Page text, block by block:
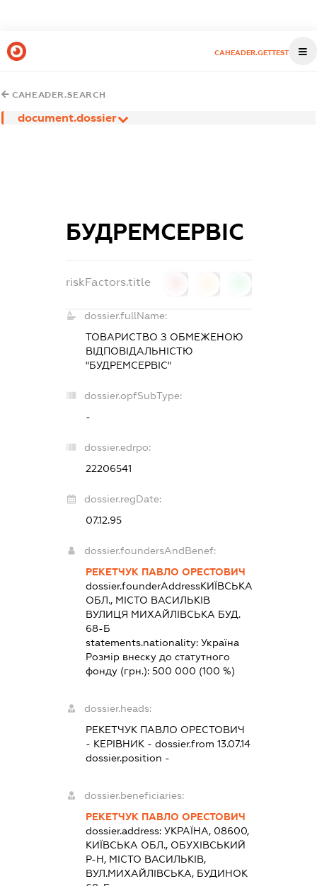
CAHEADER.GETTEST
CAHEADER.SEARCH
document.dossier
БУДРЕМСЕРВІС
riskFactors.title
dossier.fullName:
ТОВАРИСТВО З ОБМЕЖЕНОЮ
ВІДПОВІДАЛЬНІСТЮ
"БУДРЕМСЕРВІС"
dossier.opfSubType:
-
dossier.edrpo:
22206541
dossier.regDate:
07.12.95
dossier.foundersAndBenef:
РЕКЕТЧУК ПАВЛО ОРЕСТОВИЧ
dossier.founderAddressКИЇВСЬКА
ОБЛ., МІСТО ВАСИЛЬКІВ
ВУЛИЦЯ МИХАЙЛІВСЬКА БУД.
68-Б
statements.nationality: Україна
Розмір внеску до статутного
фонду (грн.): 500 000 (100 %)
dossier.heads:
РЕКЕТЧУК ПАВЛО ОРЕСТОВИЧ
- КЕРІВНИК- dossier.from 13.07.14
dossier.position -
dossier.beneficiaries:
РЕКЕТЧУК ПАВЛО ОРЕСТОВИЧ
dossier.address: УКРАЇНА, 08600,
КИЇВСЬКА ОБЛ., ОБУХІВСЬКИЙ
Р-Н, МІСТО ВАСИЛЬКІВ,
ВУЛ.МИХАЙЛІВСЬКА, БУДИНОК